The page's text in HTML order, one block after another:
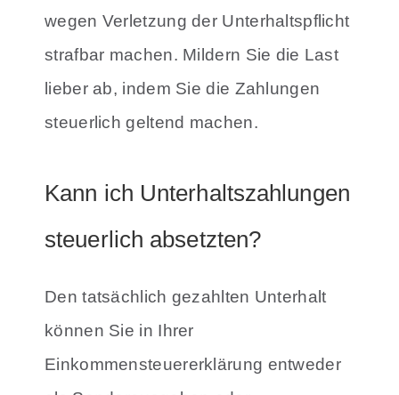
wegen Verletzung der Unterhaltspflicht
strafbar machen. Mildern Sie die Last
lieber ab, indem Sie die Zahlungen
steuerlich geltend machen.
Kann ich Unterhaltszahlungen
steuerlich absetzten?
Den tatsächlich gezahlten Unterhalt
können Sie in Ihrer
Einkommensteuererklärung entweder